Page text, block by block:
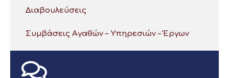
Διαβουλεύσεις
Συμβάσεις Αγαθών – Υπηρεσιών – Έργων